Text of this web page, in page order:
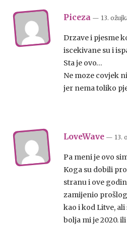
Piceza — 13.
Drzave i pjesme
iscekivane su i
Sta je ovo…
Ne moze covjek
jer nema toliko
LoveWave — 13.
Pa meni je ovo
Koga su dobili
stranu i ove
zamijenio
kao i kod Litve, ali
bolja mi je 2020.